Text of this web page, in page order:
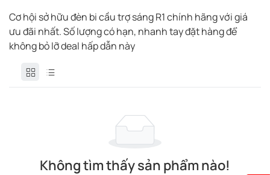
Cơ hội sở hữu đèn bi cầu trợ sáng R1 chính hãng với giá
ưu đãi nhất. Số lượng có hạn, nhanh tay đặt hàng để
không bỏ lỡ deal hấp dẫn này
Không tìm thấy sản phẩm nào!